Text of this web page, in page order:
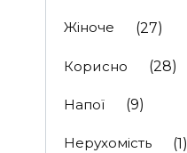
Жіноче (27)
Корисно (28)
Напої (9)
Нерухомість (1)